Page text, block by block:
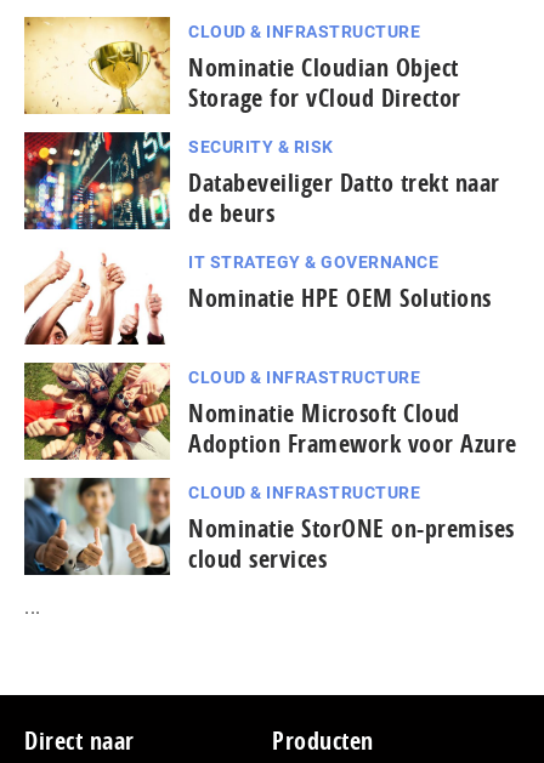
CLOUD & INFRASTRUCTURE
Nominatie Cloudian Object
Storage for vCloud Director
SECURITY & RISK
Databeveiliger Datto trekt naar
de beurs
IT STRATEGY & GOVERNANCE
Nominatie HPE OEM Solutions
CLOUD & INFRASTRUCTURE
Nominatie Microsoft Cloud
Adoption Framework voor Azure
CLOUD & INFRASTRUCTURE
Nominatie StorONE on-premises
cloud services
...
Footer
Direct naar Producten